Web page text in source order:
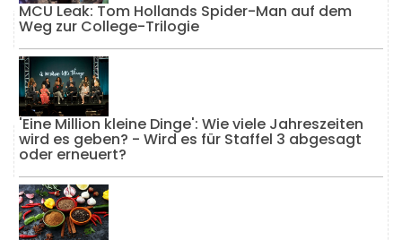
MCU Leak: Tom Hollands Spider-Man auf dem
Weg zur College-Trilogie
'Eine Million kleine Dinge': Wie viele Jahreszeiten
wird es geben? - Wird es für Staffel 3 abgesagt
oder erneuert?